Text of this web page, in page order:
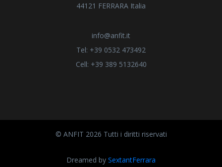
44121 FERRARA Italia
info@anfit.it
Tel: +39 0532 473492
Cell: +39 389 5132640
© ANFIT 2026 Tutti i diritti riservati
Dreamed by SextantFerrara